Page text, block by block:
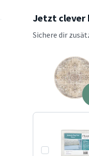
Jetzt clever
Sichere dir